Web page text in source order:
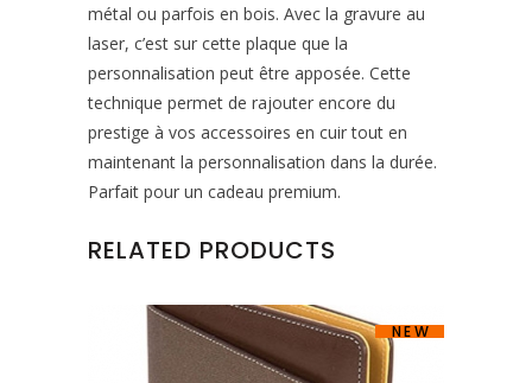
métal ou parfois en bois. Avec la gravure au
laser, c’est sur cette plaque que la
personnalisation peut être apposée. Cette
technique permet de rajouter encore du
prestige à vos accessoires en cuir tout en
maintenant la personnalisation dans la durée.
Parfait pour un cadeau premium.
RELATED PRODUCTS
NEW